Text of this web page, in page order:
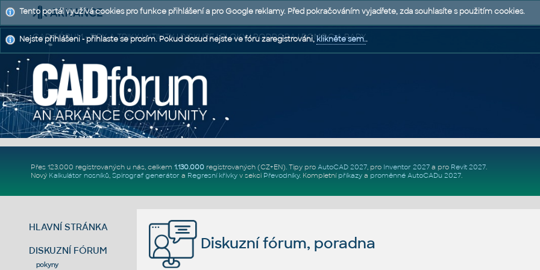
CAD FÓRUM - TIPY A TRIKY | UTILITY | DISKUZE | BLOKY | PODPORA | POMOC A RADY
Přes 123.000 registrovaných u nás, celkem 1.130.000registrovaných (CZ+EN). Tipy pro AutoCAD 2027, pro Inventor 2027a pro Revit 2027.
Nový Kalkulátor nosníků, Spirograf generátor a Regresní křivkyv sekci Převodníky. Kompletní příkazya proměnné AutoCADu 2027.
HLAVNÍ STRÁNKA
DISKUZNÍ FÓRUM
pokyny
Diskuzní fórum, poradna
Tento portál využívá cookies pro funkce přihlášení a pro Google reklamy. Před pokračováním vyjadřete, zda souhlasíte s použitím cookies.
Nejste přihlášeni - přihlaste se prosím. Pokud dosud nejste ve fóru zaregistrováni,klikněte sem..